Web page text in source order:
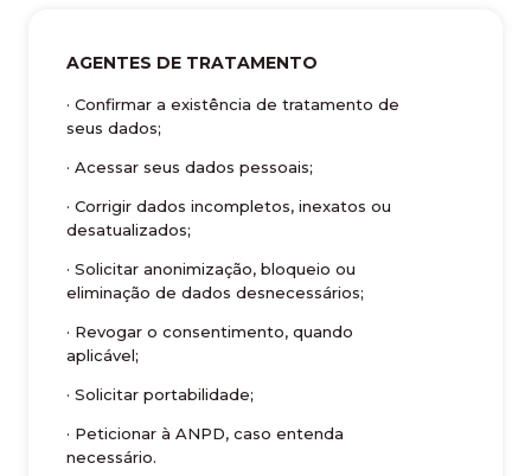
AGENTES DE TRATAMENTO
· Confirmar a existência de tratamento de
seus dados;
· Acessar seus dados pessoais;
· Corrigir dados incompletos, inexatos ou
desatualizados;
· Solicitar anonimização, bloqueio ou
eliminação de dados desnecessários;
· Revogar o consentimento, quando
aplicável;
· Solicitar portabilidade;
· Peticionar à ANPD, caso entenda
necessário.